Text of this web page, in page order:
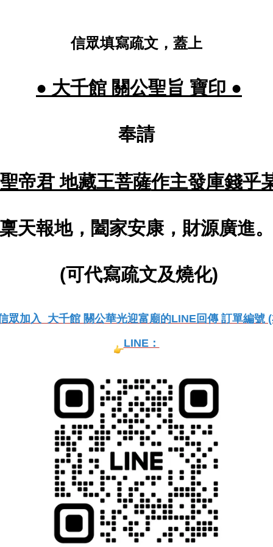
信眾填寫疏文，蓋上
● 大千館 關公聖旨 寶印 ●
奉請
帝君 地藏王菩薩作主發庫錢乎
稟天報地，闔家安康，財源廣進。
(可代寫疏文及燒化)
眾加入 大千館 關公華光迎富廟的LINE回傳 訂單編號
LINE：